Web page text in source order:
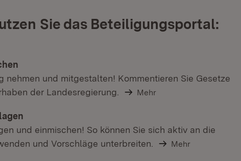
Sie das Beteiligungsportal:
nehmen und mitgestalten! Kommentieren Sie Gesetze
der Landesregierung.
Mehr
und einmischen! So können Sie sich aktiv an die
und Vorschläge unterbreiten.
Mehr